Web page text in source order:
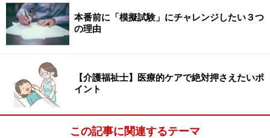
※記事内容は執筆時点のものです。最新の内容をご確認くださ
い。
本番前に「模擬試験」にチャレンジしたい３つ
の理由
【介護福祉士】医療的ケアで絶対押さえたいポ
イント
この記事に関連するテーマ